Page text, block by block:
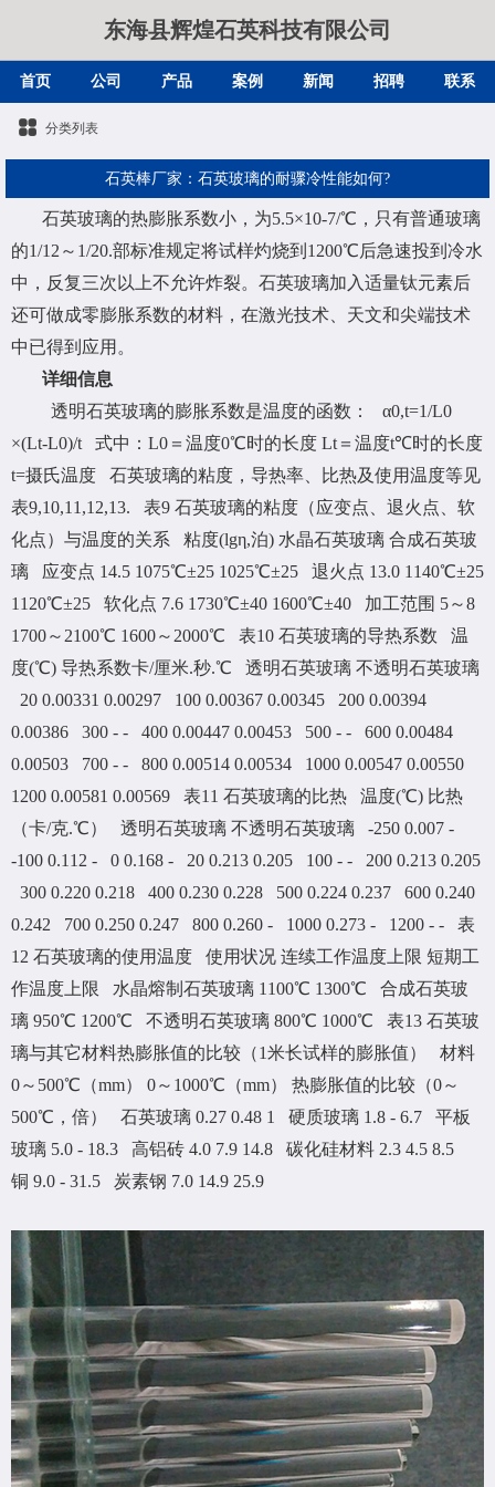
东海县辉煌石英科技有限公司
首页 公司 产品 案例 新闻 招聘 联系
分类列表
石英棒厂家：石英玻璃的耐骤冷性能如何?
石英玻璃的热膨胀系数小，为5.5×10-7/℃，只有普通玻璃
的1/12～1/20.部标准规定将试样灼烧到1200℃后急速投到冷水
中，反复三次以上不允许炸裂。石英玻璃加入适量钛元素后
还可做成零膨胀系数的材料，在激光技术、天文和尖端技术
中已得到应用。
详细信息
透明石英玻璃的膨胀系数是温度的函数： α0,t=1/L0
×(Lt-L0)/t 式中：L0＝温度0℃时的长度 Lt＝温度t℃时的长度
t=摄氏温度 石英玻璃的粘度，导热率、比热及使用温度等见
表9,10,11,12,13. 表9 石英玻璃的粘度（应变点、退火点、软
化点）与温度的关系 粘度(lgη,泊) 水晶石英玻璃 合成石英玻
璃 应变点 14.5 1075℃±25 1025℃±25 退火点 13.0 1140℃±25
1120℃±25 软化点 7.6 1730℃±40 1600℃±40 加工范围 5～8
1700～2100℃ 1600～2000℃ 表10 石英玻璃的导热系数 温
度(℃) 导热系数卡/厘米.秒.℃ 透明石英玻璃 不透明石英玻璃
20 0.00331 0.00297 100 0.00367 0.00345 200 0.00394
0.00386 300 - - 400 0.00447 0.00453 500 - - 600 0.00484
0.00503 700 - - 800 0.00514 0.00534 1000 0.00547 0.00550
1200 0.00581 0.00569 表11 石英玻璃的比热 温度(℃) 比热
（卡/克.℃） 透明石英玻璃 不透明石英玻璃 -250 0.007 -
-100 0.112 - 0 0.168 - 20 0.213 0.205 100 - - 200 0.213 0.205
300 0.220 0.218 400 0.230 0.228 500 0.224 0.237 600 0.240
0.242 700 0.250 0.247 800 0.260 - 1000 0.273 - 1200 - - 表
12 石英玻璃的使用温度 使用状况 连续工作温度上限 短期工
作温度上限 水晶熔制石英玻璃 1100℃ 1300℃ 合成石英玻
璃 950℃ 1200℃ 不透明石英玻璃 800℃ 1000℃ 表13 石英玻
璃与其它材料热膨胀值的比较（1米长试样的膨胀值） 材料
0～500℃（mm） 0～1000℃（mm） 热膨胀值的比较（0～
500℃，倍） 石英玻璃 0.27 0.48 1 硬质玻璃 1.8 - 6.7 平板
玻璃 5.0 - 18.3 高铝砖 4.0 7.9 14.8 碳化硅材料 2.3 4.5 8.5
铜 9.0 - 31.5 炭素钢 7.0 14.9 25.9